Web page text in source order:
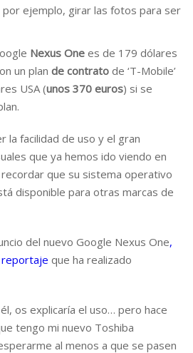
ejemplo, girar las fotos para ser
Nexus One es de 179 dólares
un plan de contrato de ‘T-Mobile’
USA (unos 370 euros) si se
la facilidad de uso y el gran
que ya hemos ido viendo en
que su sistema operativo
disponible para otras marcas de
del nuevo Google Nexus One,
reportaje que ha realizado
os explicaría el uso… pero hace
tengo mi nuevo Toshiba
al menos a que se pasen